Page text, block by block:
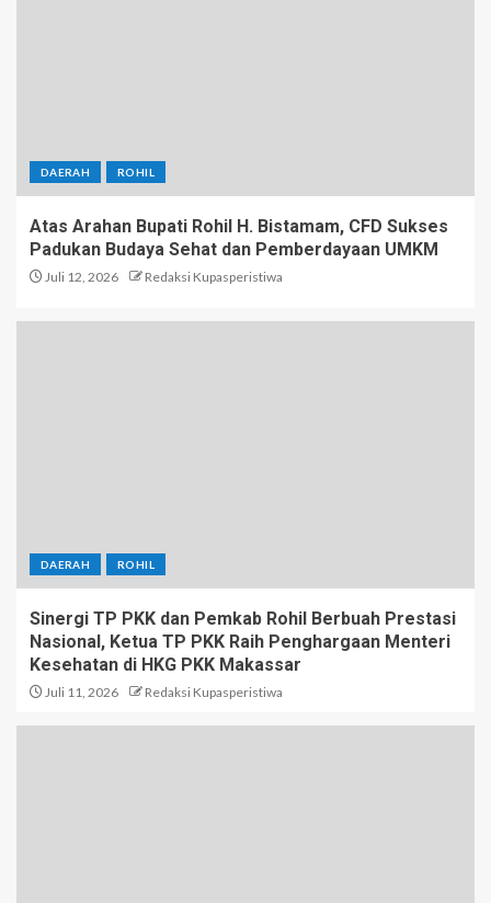
DAERAH ROHIL
Atas Arahan Bupati Rohil H. Bistamam, CFD Sukses
Padukan Budaya Sehat dan Pemberdayaan UMKM
Juli 12, 2026 Redaksi Kupasperistiwa
DAERAH ROHIL
Sinergi TP PKK dan Pemkab Rohil Berbuah Prestasi
Nasional, Ketua TP PKK Raih Penghargaan Menteri
Kesehatan di HKG PKK Makassar
Juli 11, 2026 Redaksi Kupasperistiwa